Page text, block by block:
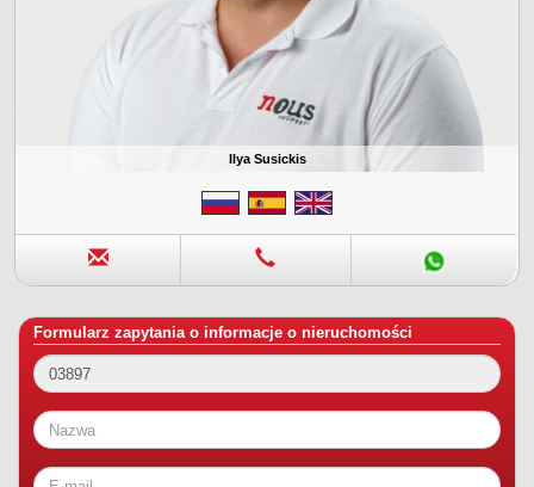
Ilya Susickis
Formularz zapytania o informacje o nieruchomości